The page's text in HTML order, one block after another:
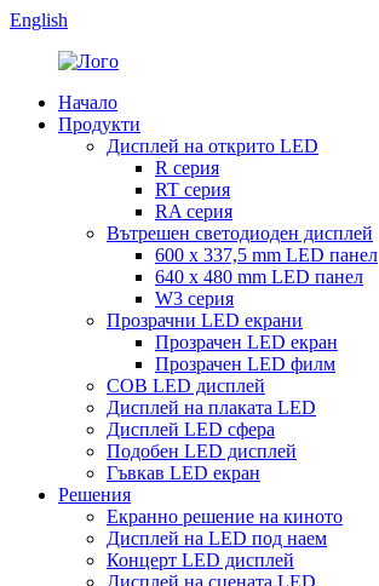
English
Начало
Продукти
Дисплей на открито LED
R серия
RT серия
RA серия
Вътрешен светодиоден дисплей
600 x 337,5 mm LED панел
640 x 480 mm LED панел
W3 серия
Прозрачни LED екрани
Прозрачен LED екран
Прозрачен LED филм
COB LED дисплей
Дисплей на плаката LED
Дисплей LED сфера
Подобен LED дисплей
Гъвкав LED екран
Решения
Екранно решение на киното
Дисплей на LED под наем
Концерт LED дисплей
Дисплей на сцената LED